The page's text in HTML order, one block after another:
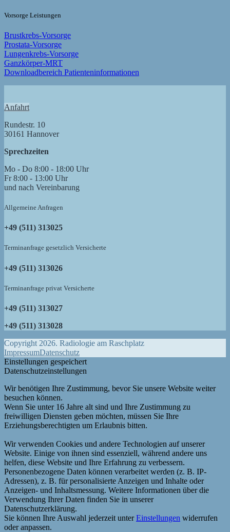
Vorsorge Leistungen
Brustkrebs-Vorsorge
Prostata-Vorsorge
Lungenkrebs-Vorsorge
Ganzkörper-MRT
Downloadbereich Patienteninformationen
Anfahrt
Rundestr. 10
30161 Hannover
Sprechzeiten
Mo - Do 8:00 - 18:00 Uhr
Fr 8:00 - 13:00 Uhr
und nach Vereinbarung
Allgemeine Anfragen
+49 (511) 313025
Terminanfrage gesetzlich Versicherte
+49 (511) 313026
Terminanfrage privat Versicherte
+49 (511) 313027
+49 (511) 313028
Copyright 2026. Radiologie am Raschplatz
ImpressumDatenschutz
Einstellungen gespeichert
Datenschutzeinstellungen
Wir benötigen Ihre Zustimmung, bevor Sie unsere Website weiter
besuchen können.
Wenn Sie unter 16 Jahre alt sind und Ihre Zustimmung zu
freiwilligen Diensten geben möchten, müssen Sie Ihre
Erziehungsberechtigten um Erlaubnis bitten.
Wir verwenden Cookies und andere Technologien auf unserer
Website. Einige von ihnen sind essenziell, während andere uns
helfen, diese Website und Ihre Erfahrung zu verbessern.
Personenbezogene Daten können verarbeitet werden (z. B. IP-
Adressen), z. B. für personalisierte Anzeigen und Inhalte oder
Anzeigen- und Inhaltsmessung. Weitere Informationen über die
Verwendung Ihrer Daten finden Sie in unserer
Datenschutzerklärung.
Sie können Ihre Auswahl jederzeit unterEinstellungen widerrufen
oder anpassen.